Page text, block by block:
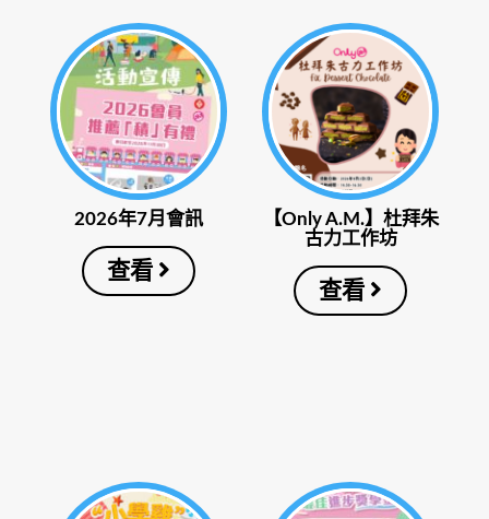
2026年7月會訊
查看
【Only A.M.】杜拜朱
古力工作坊
查看